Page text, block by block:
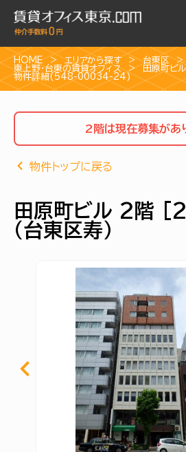
HOME エリアから探す
台東区
東上野・台東の賃貸オフィス
田原町ビル
物件詳細(548-00034-24)
2階は現在募集があ
物件トップに戻る
田原町ビル 2階
（台東区寿）